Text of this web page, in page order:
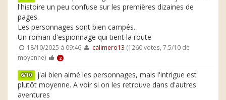
l'histoire un peu confuse sur les premières dizaines de
pages.
Les personnages sont bien campés.
Un roman d'espionnage qui tient la route
18/10/2025 à 09:46 calimero13 (1260 votes, 7.5/10 de
moyenne)
2
6/10 j'ai bien aimé les personnages, mais l'intrigue est
plutôt moyenne. A voir si on les retrouve dans d'autres
aventures